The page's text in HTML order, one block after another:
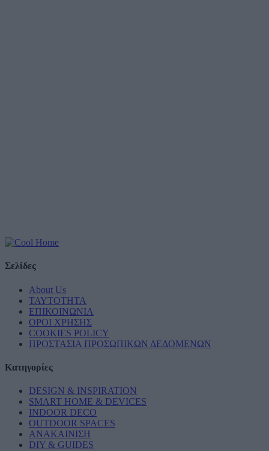
Σελίδες
About Us
ΤΑΥΤΟΤΗΤΑ
ΕΠΙΚΟΙΝΩΝΙΑ
ΟΡΟΙ ΧΡΗΣΗΣ
COOKIES POLICY
ΠΡΟΣΤΑΣΙΑ ΠΡΟΣΩΠΙΚΩΝ ΔΕΔΟΜΕΝΩΝ
Κατηγορίες
DESIGN & INSPIRATION
SMART HOME & DEVICES
INDOOR DECO
OUTDOOR SPACES
ΑΝΑΚΑΙΝΙΣΗ
DIY & GUIDES